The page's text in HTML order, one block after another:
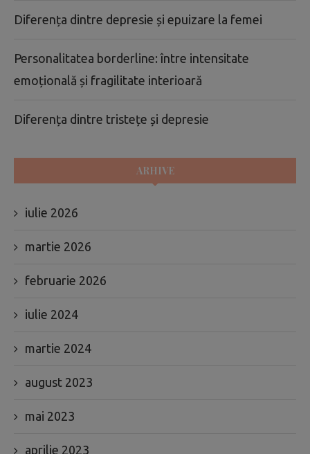
Diferența dintre depresie și epuizare la femei
Personalitatea borderline: între intensitate
emoțională și fragilitate interioară
Diferența dintre tristețe și depresie
ARHIVE
iulie 2026
martie 2026
februarie 2026
iulie 2024
martie 2024
august 2023
mai 2023
aprilie 2023